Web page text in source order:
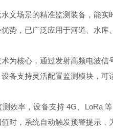
场景的精准监测装备，能实
势，已广泛应用于河道、水库
核心，通过发射高频电波信
备支持灵活配置监测模块，
率，设备支持 4G、LoRa 等
时，系统自动触发预警提示，